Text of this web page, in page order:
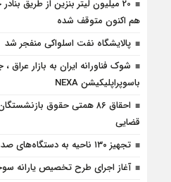
20 میلیون لیتر بنزین از طریق
هم اکنون متوقف شده
پالایشگاه نفت اسلواکی منفجر شد
شوک فناورانه ایران به بازار
باسوپراپلیکیشن NEXA
احقاق ۸۶ همتی حقوق
قضایی
تجهیز ۱۳۰ ناحیه به دستگاه‌های صدور آنی کارت سوخت
آغاز اجرای طرح تخصیص یارانه